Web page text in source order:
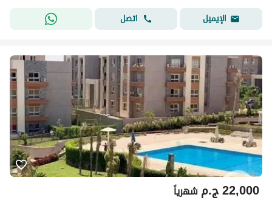
الإيميل
اتصل
ج.م22,000 شهرياً